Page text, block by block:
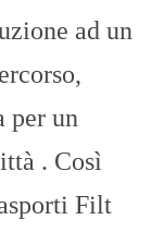
ad un
per un
. Così
Filt